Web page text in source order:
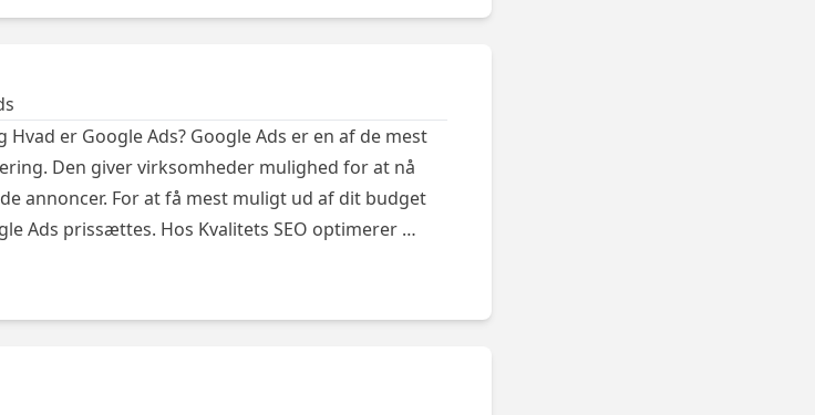
er Google Ads? Google Ads er en af de mest
Den giver virksomheder mulighed for at nå
annoncer. For at få mest muligt ud af dit budget
Ads prissættes. Hos Kvalitets SEO optimerer …